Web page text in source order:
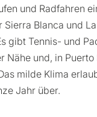
und Radfahren
Sierra Blanca und
gibt Tennis- und
Nähe und, in Puerto
milde Klima
Jahr über.
Sie einige Fragen
Ihre
wir
von 30